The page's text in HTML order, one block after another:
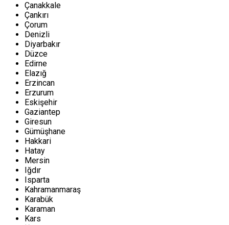
Çanakkale
Çankırı
Çorum
Denizli
Diyarbakır
Düzce
Edirne
Elazığ
Erzincan
Erzurum
Eskişehir
Gaziantep
Giresun
Gümüşhane
Hakkari
Hatay
Mersin
Iğdır
Isparta
Kahramanmaraş
Karabük
Karaman
Kars